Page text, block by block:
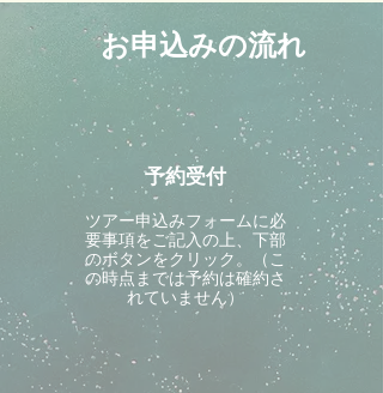
お申込みの流れ
予約受付
ツアー申込みフォームに必
要事項をご記入の上、下部
のボタンをクリック。（こ
の時点までは予約は確約さ
れていません）